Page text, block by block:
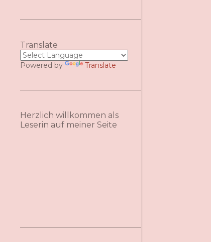
Translate
Powered by Translate
Herzlich willkommen als
Leserin auf meiner Seite